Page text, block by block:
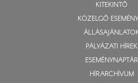
KITEKINTŐ
KÖZELGŐ
PÁLYÁZATI HÍREK
ESEMÉNYNAPTÁR
HÍRARCHÍVUM